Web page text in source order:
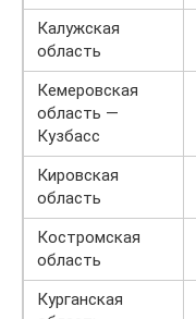
Калужская
область
Кемеровская
область —
Кузбасс
Кировская
область
Костромская
область
Курганская